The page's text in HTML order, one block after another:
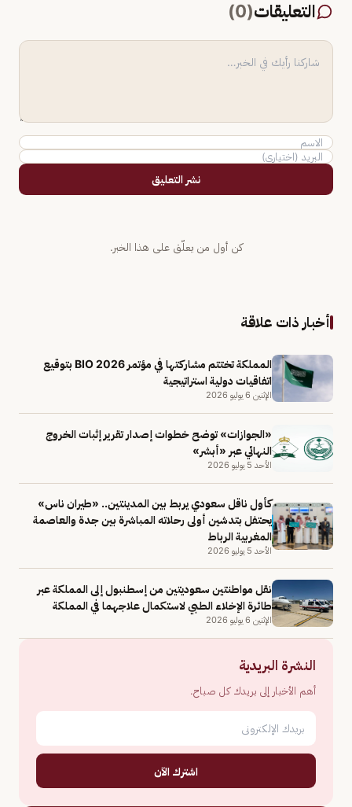
التعليقات(
0
)
نشر التعليق
كن أول من يعلّق على هذا الخبر.
أخبار ذات علاقة
المملكة تختتم مشاركتها في مؤتمر BIO 2026 بتوقيع
اتفاقيات دولية استراتيجية
الإثنين 6 يوليو 2026
«الجوازات» توضح خطوات إصدار تقرير إثبات الخروج
النهائي عبر «أبشر»
الأحد 5 يوليو 2026
كأول ناقل سعودي يربط بين المدينتين.. «طيران ناس»
يحتفل بتدشين أولى رحلاته المباشرة بين جدة والعاصمة
المغربية الرباط
الأحد 5 يوليو 2026
‏نقل مواطنتين سعوديتين من إسطنبول إلى المملكة عبر
طائرة الإخلاء الطبي لاستكمال علاجهما في المملكة
الإثنين 6 يوليو 2026
النشرة البريدية
أهم الأخبار إلى بريدك كل صباح.
اشترك الآن